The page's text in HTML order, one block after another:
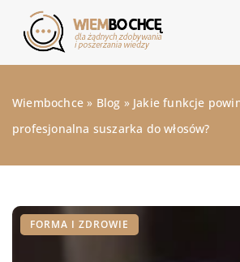
Wiembochce » Blog » Jakie funkcje
profesjonalna suszarka do włosów?
FORMA I ZDROWIE